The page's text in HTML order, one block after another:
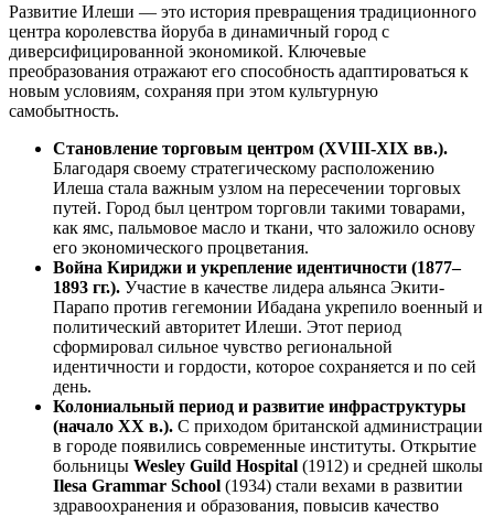
Развитие Илеши — это история превращения традиционного
центра королевства йоруба в динамичный город с
диверсифицированной экономикой. Ключевые
преобразования отражают его способность адаптироваться к
новым условиям, сохраняя при этом культурную
самобытность.
Становление торговым центром (XVIII-XIX вв.).
Благодаря своему стратегическому расположению
Илеша стала важным узлом на пересечении торговых
путей. Город был центром торговли такими товарами,
как ямс, пальмовое масло и ткани, что заложило основу
его экономического процветания.
Война Кириджи и укрепление идентичности (1877–
1893 гг.). Участие в качестве лидера альянса Экити-
Парапо против гегемонии Ибадана укрепило военный и
политический авторитет Илеши. Этот период
сформировал сильное чувство региональной
идентичности и гордости, которое сохраняется и по сей
день.
Колониальный период и развитие инфраструктуры
(начало XX в.). С приходом британской администрации
в городе появились современные институты. Открытие
больницы Wesley Guild Hospital (1912) и средней школы
Ilesa Grammar School (1934) стали вехами в развитии
здравоохранения и образования, повысив качество